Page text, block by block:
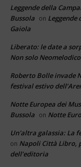
Leggende della
Bussola on
Gaiola
Liberato: le date a
Non solo
Roberto Bolle invade
festival estivo
Notte Europea dei
Bussola on Notte
Un'altra galassia: La
on Napoli Città Libro,
dell’editoria